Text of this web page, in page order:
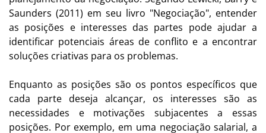
Saunders (2011) em seu livro "Negociação", entender
as posições e interesses das partes pode ajudar a
identificar potenciais áreas de conflito e a encontrar
soluções criativas para os problemas.
Enquanto as posições são os pontos específicos que
cada parte deseja alcançar, os interesses são as
necessidades e motivações subjacentes a essas
posições. Por exemplo, em uma negociação salarial, a